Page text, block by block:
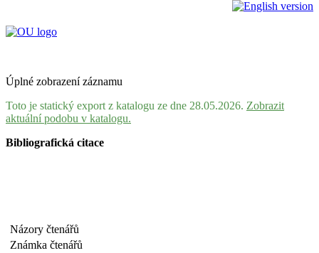
Úplné zobrazení záznamu
Toto je statický export z katalogu ze dne 28.05.2026. Zobrazit
aktuální podobu v katalogu.
Bibliografická citace
Názory čtenářů
Známka čtenářů